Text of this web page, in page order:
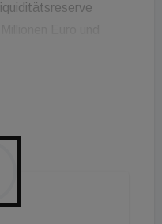
um 16
Euro, die
Prozent auf
österreichischen